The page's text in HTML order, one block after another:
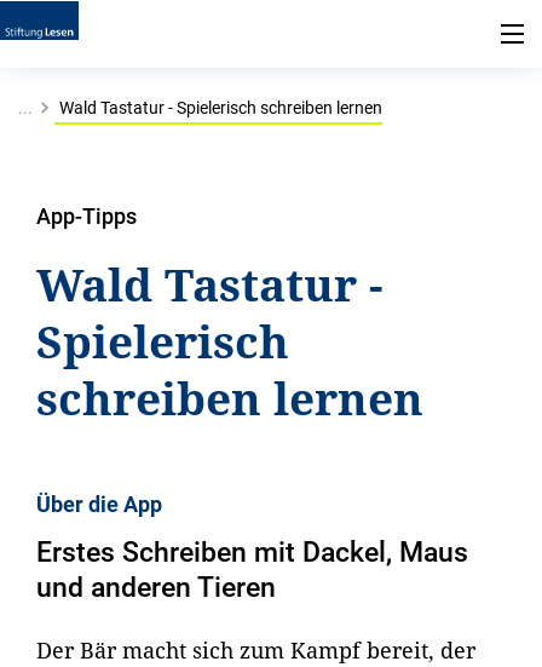
... Wald Tastatur - Spielerisch schreiben lernen
App-Tipps
Wald Tastatur -
Spielerisch
schreiben lernen
Über die App
Erstes Schreiben mit Dackel, Maus
und anderen Tieren
Der Bär macht sich zum Kampf bereit, der